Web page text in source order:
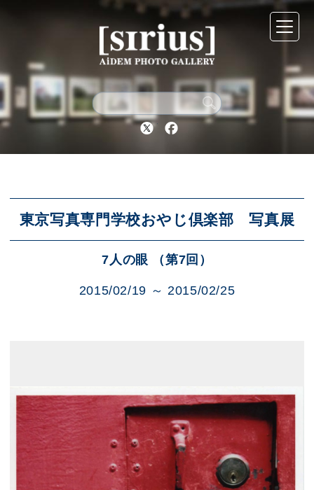
Twitter Facebook
東京写真専門学校おやじ倶楽部 写真展
7人の眼 （第7回）
2015/02/19 ～ 2015/02/25
シリウスについて
展示スケジュール
アクセス